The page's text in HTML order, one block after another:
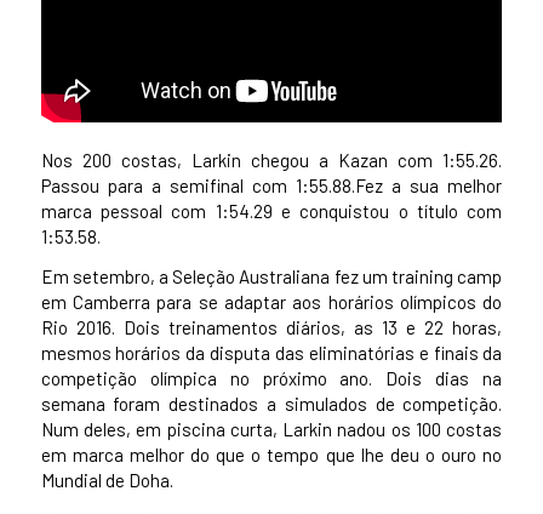
Nos 200 costas, Larkin chegou a Kazan com 1:55.26.
Passou para a semifinal com 1:55.88.Fez a sua melhor
marca pessoal com 1:54.29 e conquistou o título com
1:53.58.
Em setembro, a Seleção Australiana fez um training camp
em Camberra para se adaptar aos horários olímpicos do
Rio 2016. Dois treinamentos diários, as 13 e 22 horas,
mesmos horários da disputa das eliminatórias e finais da
competição olímpica no próximo ano. Dois dias na
semana foram destinados a simulados de competição.
Num deles, em piscina curta, Larkin nadou os 100 costas
em marca melhor do que o tempo que lhe deu o ouro no
Mundial de Doha.